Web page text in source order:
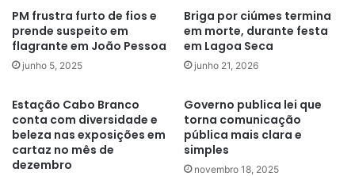
PM frustra furto de fios e
prende suspeito em
flagrante em João Pessoa
junho 5, 2025
Briga por ciúmes termina
em morte, durante festa
em Lagoa Seca
junho 21, 2026
Estação Cabo Branco
conta com diversidade e
beleza nas exposições em
cartaz no mês de
dezembro
Governo publica lei que
torna comunicação
pública mais clara e
simples
novembro 18, 2025